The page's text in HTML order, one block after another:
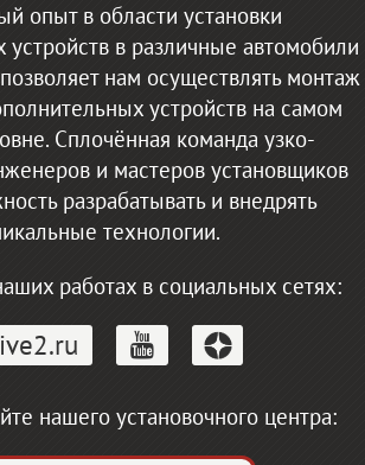
опыт в области установки
в различные автомобили
нам осуществлять монтаж
устройств на самом
Сплочённая команда узко-
и мастеров установщиков
разрабатывать и внедрять
технологии.
работах в социальных сетях:
нашего установочного центра: